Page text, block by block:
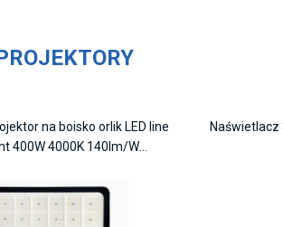
na boisko orlik LED line
400W 4000K 140lm/W
Naświetlacz